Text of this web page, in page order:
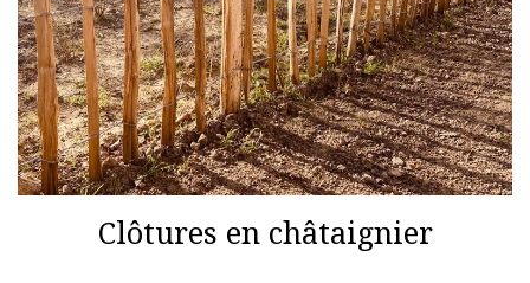
Clôtures en châtaignier